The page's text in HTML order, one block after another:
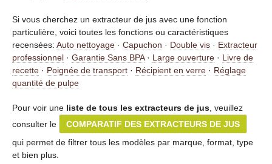
Si vous cherchez un extracteur de jus avec une fonction
particulière, voici toutes les fonctions ou caractéristiques
recensées: Auto nettoyage · Capuchon · Double vis · Extracteur
professionnel · Garantie Sans BPA· Large ouverture · Livre de
recette · Poignée de transport · Récipient en verre · Réglage
quantité de pulpe
Pour voir une liste de tous les extracteurs de jus , veuillez
consulter le
COMPARATIF DES EXTRACTEURS DE JUS
qui permet de filtrer tous les modèles par marque, format, type
et bien plus.